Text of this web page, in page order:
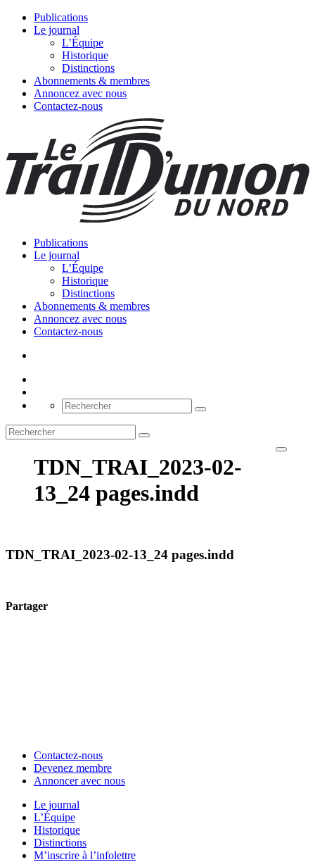
Publications
Le journal
L’Équipe
Historique
Distinctions
Abonnements & membres
Annoncez avec nous
Contactez-nous
Publications
Le journal
L’Équipe
Historique
Distinctions
Abonnements & membres
Annoncez avec nous
Contactez-nous
TDN_TRAI_2023-02-
13_24 pages.indd
TDN_TRAI_2023-02-13_24 pages.indd
Partager
Contactez-nous
Devenez membre
Annoncer avec nous
Le journal
L’Équipe
Historique
Distinctions
M’inscrire à l’infolettre